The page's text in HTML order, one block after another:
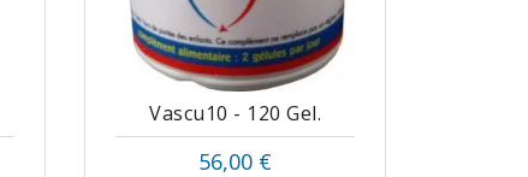
Vascu10 - 120 Gel.
56,00 €